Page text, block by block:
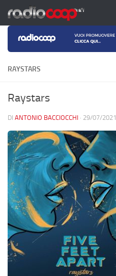
Salta al contenuto
RAYSTARS
Raystars
DI ANTONIO BACCIOCCHI · 29/07/2021